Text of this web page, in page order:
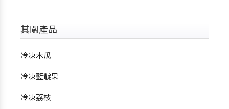
其關產品
冷凍木瓜
冷凍藍靛果
冷凍荔枝